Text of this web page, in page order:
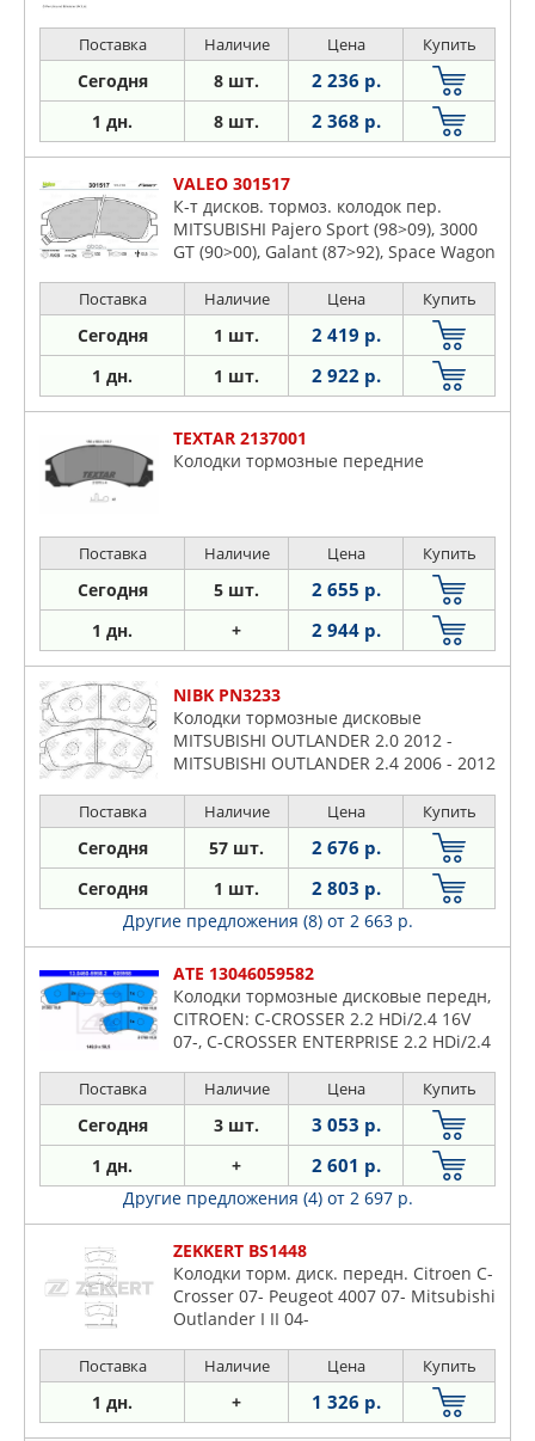
Поставка Наличие Цена Купить
Сегодня 8 шт. 2 236 р.
1 дн. 8 шт. 2 368 р.
VALEO 301517
К-т дисков. тормоз. колодок пер.
MITSUBISHI Pajero Sport (98>09), 3000
GT (90>00), Galant (87>92), Space Wagon
Поставка Наличие Цена Купить
Сегодня 1 шт. 2 419 р.
1 дн. 1 шт. 2 922 р.
TEXTAR 2137001
Колодки тормозные передние
Поставка Наличие Цена Купить
Сегодня 5 шт. 2 655 р.
1 дн. + 2 944 р.
NIBK PN3233
Колодки тормозные дисковые
MITSUBISHI OUTLANDER 2.0 2012 -
MITSUBISHI OUTLANDER 2.4 2006 - 2012
Поставка Наличие Цена Купить
Сегодня 57 шт. 2 676 р.
Сегодня 1 шт. 2 803 р.
Другие предложения (8) от 2 663 р.
ATE 13046059582
Колодки тормозные дисковые передн,
CITROEN: C-CROSSER 2.2 HDi/2.4 16V
07-, C-CROSSER ENTERPRISE 2.2 HDi/2.4
GDI/2.5 V6 24V/2.5 V6 24V 9
Поставка Наличие Цена Купить
Сегодня 3 шт. 3 053 р.
1 дн. + 2 601 р.
Другие предложения (4) от 2 697 р.
ZEKKERT BS1448
Колодки торм. диск. передн. Citroen C-
Crosser 07- Peugeot 4007 07- Mitsubishi
Outlander I II 04-
Поставка Наличие Цена Купить
1 дн. + 1 326 р.